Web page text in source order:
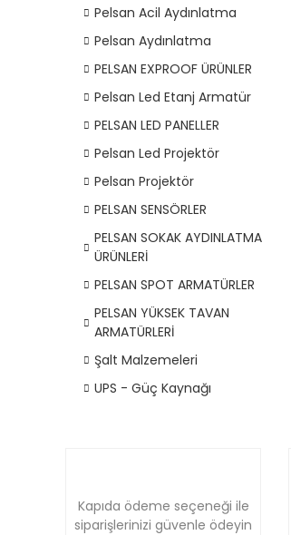
Pelsan Acil Aydınlatma
Pelsan Aydınlatma
PELSAN EXPROOF ÜRÜNLER
Pelsan Led Etanj Armatür
PELSAN LED PANELLER
Pelsan Led Projektör
Pelsan Projektör
PELSAN SENSÖRLER
PELSAN SOKAK AYDINLATMA
ÜRÜNLERİ
PELSAN SPOT ARMATÜRLER
PELSAN YÜKSEK TAVAN
ARMATÜRLERİ
Şalt Malzemeleri
UPS - Güç Kaynağı
Kapıda ödeme seçeneği ile
siparişlerinizi güvenle ödeyin